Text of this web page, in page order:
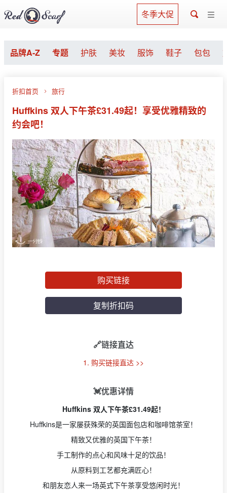
冬季大促
品牌A-Z 专题 护肤 美妆 服饰 鞋子 包包
折扣首页 旅行
Huffkins 双人下午茶£31.49起！享受优雅精致的
约会吧！
购买链接
复制折扣码
🔗链接直达
1. 购买链接直达 >>
💓优惠详情
Huffkins 双人下午茶£31.49起！
Huffkins是一家屡获殊荣的英国面包店和咖啡馆茶室！
精致又优雅的英国下午茶！
手工制作的点心和风味十足的饮品！
从原料到工艺都充满匠心！
和朋友恋人来一场英式下午茶享受悠闲时光！